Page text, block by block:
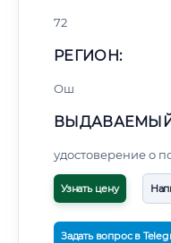
72
РЕГИОН:
Ош
удостоверение о
Узнать цену
Задать вопрос в